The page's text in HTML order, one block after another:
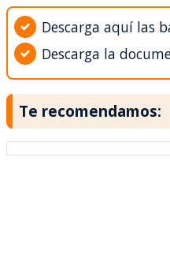
Descarga aquí las
Descarga la
Te recomendamos: